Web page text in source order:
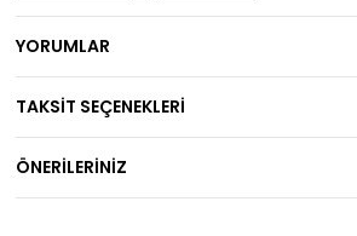
YORUMLAR
TAKSİT SEÇENEKLERİ
ÖNERİLERİNİZ